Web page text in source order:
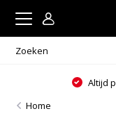
Altijd
Home